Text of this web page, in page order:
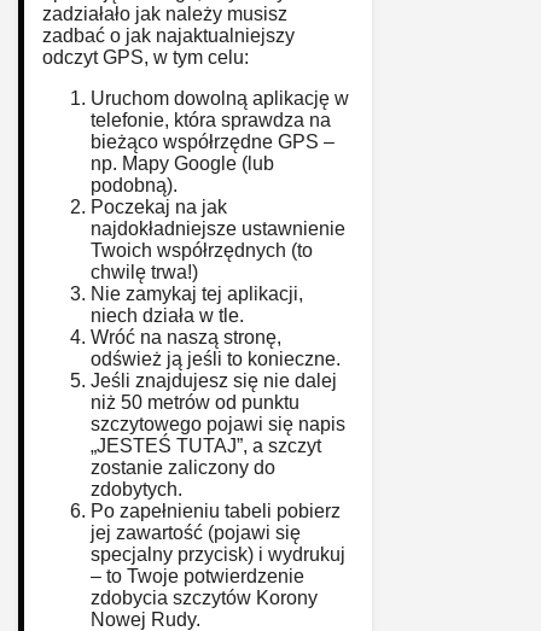
zadziałało jak należy musisz
zadbać o jak najaktualniejszy
odczyt GPS, w tym celu:
Uruchom dowolną aplikację w
telefonie, która sprawdza na
bieżąco współrzędne GPS –
np. Mapy Google (lub
podobną).
Poczekaj na jak
najdokładniejsze ustawnienie
Twoich współrzędnych (to
chwilę trwa!)
Nie zamykaj tej aplikacji,
niech działa w tle.
Wróć na naszą stronę,
odśwież ją jeśli to konieczne.
Jeśli znajdujesz się nie dalej
niż 50 metrów od punktu
szczytowego pojawi się napis
„JESTEŚ TUTAJ”, a szczyt
zostanie zaliczony do
zdobytych.
Po zapełnieniu tabeli pobierz
jej zawartość (pojawi się
specjalny przycisk) i wydrukuj
– to Twoje potwierdzenie
zdobycia szczytów Korony
Nowej Rudy.